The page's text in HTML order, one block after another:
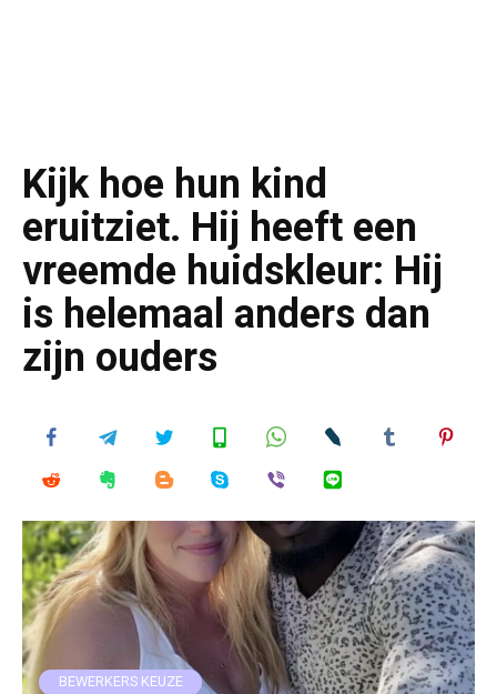
Kijk hoe hun kind
eruitziet. Hij heeft een
vreemde huidskleur: Hij
is helemaal anders dan
zijn ouders
BEWERKERS KEUZE